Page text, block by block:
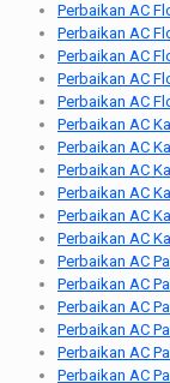
Perbaikan AC
Perbaikan AC
Perbaikan AC
Perbaikan AC
Perbaikan AC
Perbaikan AC
Perbaikan AC
Perbaikan AC
Perbaikan AC
Perbaikan AC
Perbaikan AC
Perbaikan AC
Perbaikan AC
Perbaikan AC
Perbaikan AC
Perbaikan AC
Perbaikan AC